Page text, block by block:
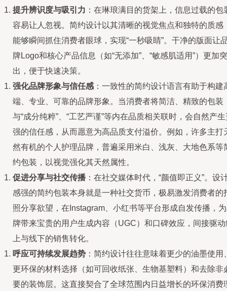
提升辨识度与吸引力 ：在琳琅满目的货架上，信息过载的包
容易让人忽视。简约设计以其清晰的视觉焦点和独特的质感
能够瞬间抓住消费者眼球，实现“一秒吸睛”。干净的版面让
牌Logo和核心产品信息（如“无添加”、“敏感肌适用”）更加突
出，便于快速决策。
强化品牌形象与信任感 ：一致性的简约设计语言有助于构建
端、专业、可靠的品牌形象。当消费者将简洁、精致的包装
与“成分纯粹”、“工艺严谨”等内在品质相关联时，会自然产
强的信任感，从而愿意为高品质支付溢价。例如，许多主打
然有机的个人护理品牌，普遍采用米白、浅灰、大地色系等
约包装，以视觉强化其天然属性。
促进分享与社交传播 ：在社交媒体时代，“颜值即正义”。设
感强的简约包装本身就是一种社交货币，极易激发消费者的
照分享欲望，在Instagram、小红书等平台形成自发传播，
牌带来宝贵的用户生成内容（UGC）和口碑效应，间接驱动
上与线下的销售转化。
呼应可持续发展趋势 ：简约设计往往意味着更少的油墨使用
更环保的材料选择（如可回收纸张、生物基塑料）和去除非
要的装饰层。这直接契合了全球范围内日益增长的环保消费